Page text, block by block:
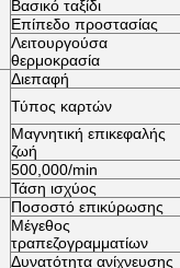
Βασικό ταξίδι
Επίπεδο προστασίας
Λειτουργούσα
θερμοκρασία
Διεπαφή
Τύπος καρτών
Μαγνητική επικεφαλής
ζωή
500,000/min
Τάση ισχύος
Ποσοστό επικύρωσης
Μέγεθος
τραπεζογραμματίων
Δυνατότητα ανίχνευσης